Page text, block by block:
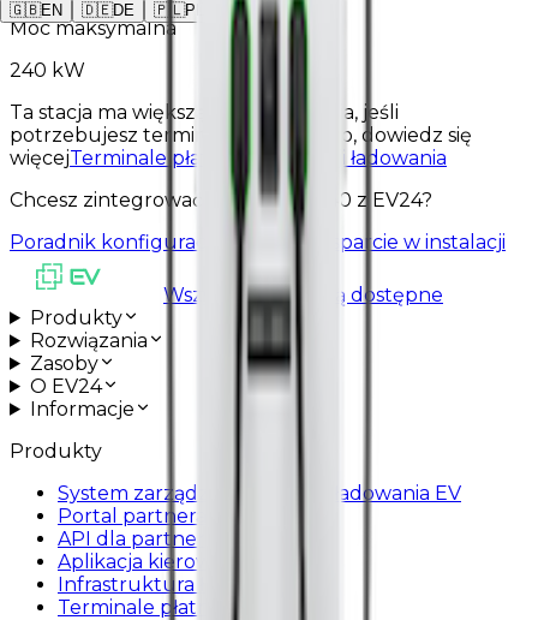
🇬🇧EN 🇩🇪DE 🇵🇱PL
Moc maksymalna
240 kW
Ta stacja ma większą moc ładowania, jeśli
potrzebujesz terminala płatniczego, dowiedz się
więcejTerminale płatnicze dla stacji ładowania
Chcesz zintegrować AUTEL DH 240 z EV24?
Poradnik konfiguracyjny Umów wsparcie w instalacji
Wszystkie usługi są dostępne
Produkty
Rozwiązania
Zasoby
O EV24
Informacje
Produkty
System zarządzania stacjami ładowania EV
Portal partnera
API dla partnerów
Aplikacja kierowcy
Infrastruktura ładowania
Terminale płatnicze